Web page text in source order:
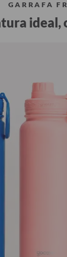
GARRAFA
ideal,